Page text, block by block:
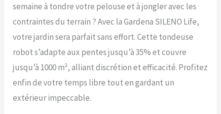
semaine à tondre votre pelouse et à jongler avec les
contraintes du terrain ? Avec la Gardena SILENO Life,
votre jardin sera parfait sans effort. Cette tondeuse
robot s’adapte aux pentes jusqu’à 35% et couvre
jusqu’à 1000 m², alliant discrétion et efficacité. Profitez
enfin de votre temps libre tout en gardant un
extérieur impeccable.